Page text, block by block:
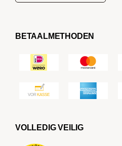
BETAALMETHODEN
VOLLEDIG VEILIG